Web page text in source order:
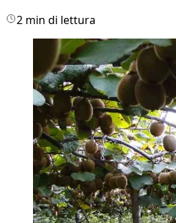
2 min di lettura